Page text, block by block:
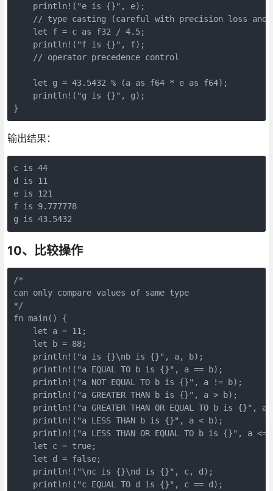
    println!("e is {}", e);
// type casting (careful with precision loss and
    let f = c as f32 / 4.5;
    println!("f is {}", f);
    // operator precedence control
    let g = 43.5432 % (a as f64 * e as f64);
    println!("g is {}", g);
输出结果：
c is 44
d is 11
e is 121
f is 9.777778
10、比较操作
/*
can only compare values of same type
*/
fn main() {
    let a = 11;
    let b = 88;
    println!("a is {}\nb is {}", a, b);
    println!("a EQUAL TO b is {}", a == b);
    println!("a NOT EQUAL TO b is {}", a != b);
    println!("a GREATER THAN b is {}", a > b);
println!("a GREATER THAN OR EQUAL TO b is {}", a
    println!("a LESS THAN b is {}", a < b);
println!("a LESS THAN OR EQUAL TO b is {}", a <=
    let c = true;
    let d = false;
    println!("\nc is {}\nd is {}", c, d);
    println!("c EQUAL TO d is {}", c == d);